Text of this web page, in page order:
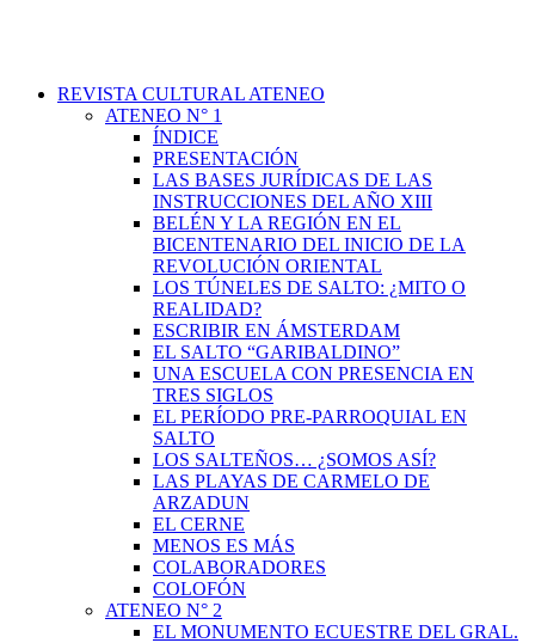
REVISTA CULTURAL ATENEO
ATENEO N° 1
ÍNDICE
PRESENTACIÓN
LAS BASES JURÍDICAS DE LAS
INSTRUCCIONES DEL AÑO XIII
BELÉN Y LA REGIÓN EN EL
BICENTENARIO DEL INICIO DE LA
REVOLUCIÓN ORIENTAL
LOS TÚNELES DE SALTO: ¿MITO O
REALIDAD?
ESCRIBIR EN ÁMSTERDAM
EL SALTO “GARIBALDINO”
UNA ESCUELA CON PRESENCIA EN
TRES SIGLOS
EL PERÍODO PRE-PARROQUIAL EN
SALTO
LOS SALTEÑOS… ¿SOMOS ASÍ?
LAS PLAYAS DE CARMELO DE
ARZADUN
EL CERNE
MENOS ES MÁS
COLABORADORES
COLOFÓN
ATENEO N° 2
EL MONUMENTO ECUESTRE DEL GRAL.